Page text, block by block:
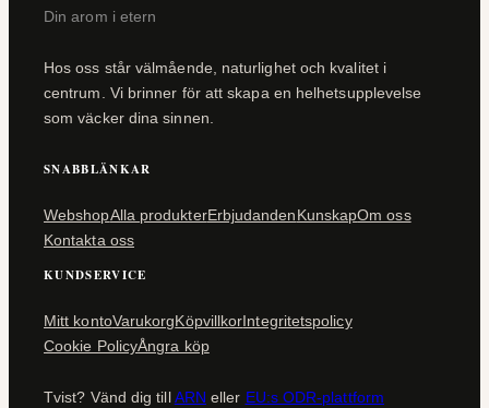
Din arom i etern
Hos oss står välmående, naturlighet och kvalitet i
centrum. Vi brinner för att skapa en helhetsupplevelse
som väcker dina sinnen.
SNABBLÄNKAR
WebshopAlla produkterErbjudandenKunskapOm oss
Kontakta oss
KUNDSERVICE
Mitt kontoVarukorgKöpvillkorIntegritetspolicy
Cookie PolicyÅngra köp
Tvist? Vänd dig tillARN eller EU:s ODR-plattform